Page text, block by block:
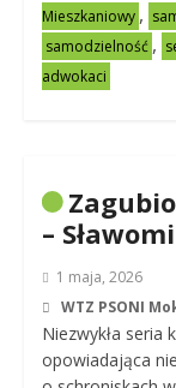
Mieszkaniowy ,
samodzielność ,
adwokaci
–
1 maja, 2026
WTZ PSONI
Niezwykła seria
opowiadająca